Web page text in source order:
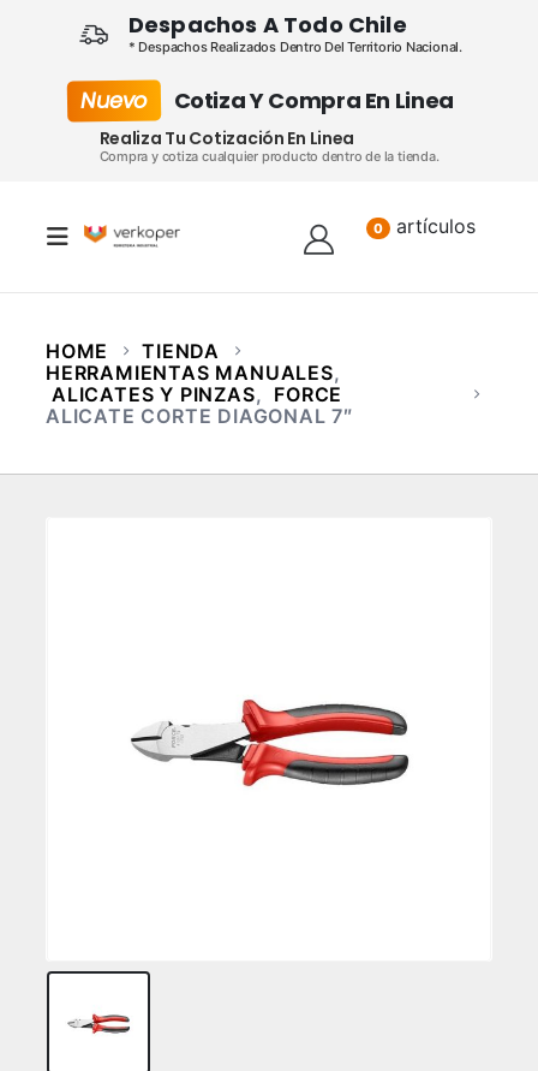
Despachos A Todo Chile
* Despachos Realizados Dentro Del Territorio Nacional.
Nuevo Cotiza Y Compra En Linea
Realiza Tu Cotización En Linea
Compra y cotiza cualquier producto dentro de la tienda.
0 artículos
HOME
TIENDA
HERRAMIENTAS MANUALES,
ALICATES Y PINZAS, FORCE
ALICATE CORTE DIAGONAL 7″